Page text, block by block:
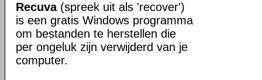
Recuva(spreek uit als 'recover')
is een gratis Windows programma
om bestanden te herstellen die
per ongeluk zijn verwijderd van je
computer.